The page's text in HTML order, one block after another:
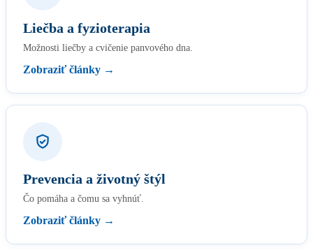
Liečba a fyzioterapia
Možnosti liečby a cvičenie panvového dna.
Zobraziť články →
Prevencia a životný štýl
Čo pomáha a čomu sa vyhnúť.
Zobraziť články →